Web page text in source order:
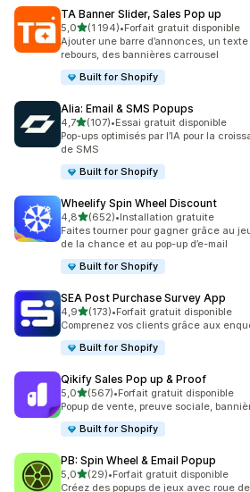
TA Banner Slider, Sales Pop up
5,0étoile(s) sur 5
(1 194)
1194 avis au total
•Forfait gratuit disponible
Ajouter une barre d’annonces, un
rebours, des bannières carrousel
Built for Shopify
Alia: Email & SMS Popups
4,7étoile(s) sur 5
(107)
107 avis au total
•Essai gratuit disponible
Pop-ups optimisés par l’IA pour la
de SMS
Built for Shopify
Wheelify Spin Wheel Discount
4,8étoile(s) sur 5
(652)
652 avis au total
•Installation gratuite
Faites tourner pour gagner grâce au
de la chance et au pop-up d’e-mail
Built for Shopify
SEA Post Purchase Survey App
4,9étoile(s) sur 5
(173)
173 avis au total
•Forfait gratuit disponible
Comprenez vos clients grâce aux
Built for Shopify
Qikify Sales Pop up & Proof
5,0étoile(s) sur 5
(567)
567 avis au total
•Forfait gratuit disponible
Popup de vente, preuve sociale,
Built for Shopify
PB: Spin Wheel & Email Popup
5,0étoile(s) sur 5
(29)
29 avis au total
•Forfait gratuit disponible
Créez des popups de jeux avec roue